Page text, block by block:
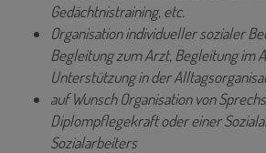
Gedächtnistraining, etc.
Organisation individueller sozialer
Begleitung zum Arzt, Begleitung im
Unterstützung in der
auf Wunsch Organisation von
Diplompflegekraft oder einer
Sozialarbeiters